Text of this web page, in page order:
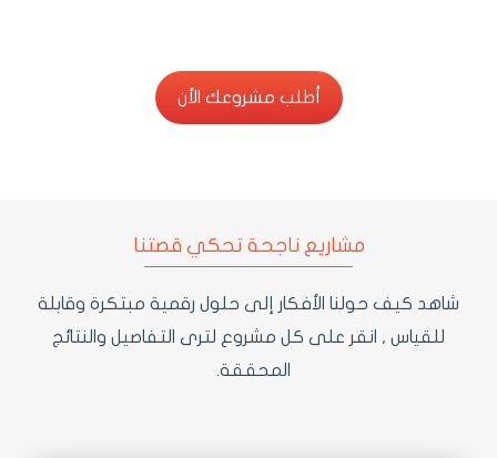
أطلب مشروعك الأن
أطلب مشروعك الأن
مشاريع ناجحة تحكي قصتنا
شاهد كيف حولنا الأفكار إلى حلول رقمية مبتكرة وقابلة
للقياس , انقر على كل مشروع لترى التفاصيل والنتائج
المحققة.